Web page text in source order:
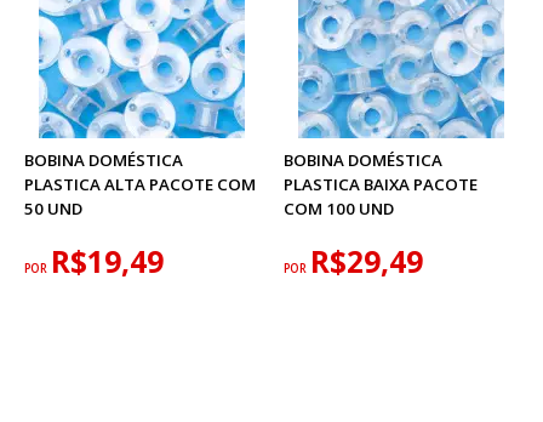
BOBINA DOMÉSTICA
PLASTICA ALTA PACOTE COM
50 UND
POR R$19,49
BOBINA DOMÉSTICA
PLASTICA BAIXA PACOTE
COM 100 UND
POR R$29,49